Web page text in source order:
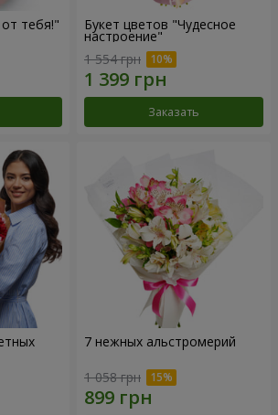
тебя!" Букет цветов "Чудесное
настроение"
1 554 грн
Заказать
7 нежных альстромерий
1 058 грн